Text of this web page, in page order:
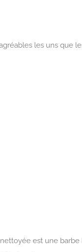
les uns que
est une